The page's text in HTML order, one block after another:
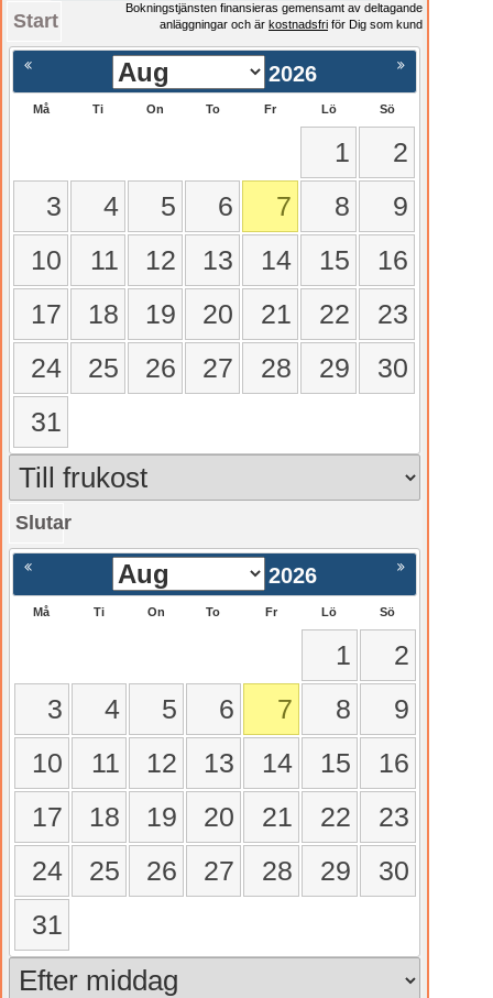
Start
Bokningstjänsten finansieras gemensamt av deltagande
anläggningar och är kostnadsfri för Dig som kund
2026
Må Ti On To Fr Lö Sö
1
2
3
4 5 6 7 8
9
10
11 12 13 14 15
16
17
18 19 20 21 22
23
24
25 26 27 28 29
30
31
Slutar
Nästa >
2026
Må Ti On To Fr Lö Sö
1
2
3
4 5 6 7 8
9
10
11 12 13 14 15
16
17
18 19 20 21 22
23
24
25 26 27 28 29
30
31